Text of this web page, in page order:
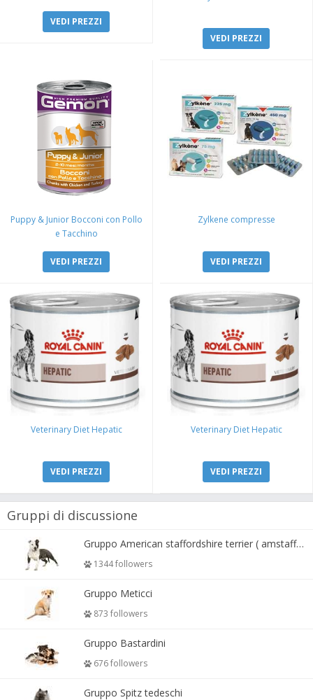
VEDI PREZZI
VEDI PREZZI
Puppy & Junior Bocconi con Pollo
e Tacchino
VEDI PREZZI
Zylkene compresse
VEDI PREZZI
Veterinary Diet Hepatic
VEDI PREZZI
Veterinary Diet Hepatic
VEDI PREZZI
Gruppi di discussione
Gruppo American staffordshire terrier ( amstaff, amastaff )
1344 followers
Gruppo Meticci
873 followers
Gruppo Bastardini
676 followers
Gruppo Spitz tedeschi